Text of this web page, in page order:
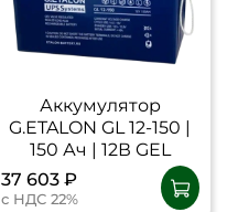
Аккумулятор
G.ETALON GL 12-150 |
150 Ач | 12В GEL
37 603 ₽
с НДС 22%